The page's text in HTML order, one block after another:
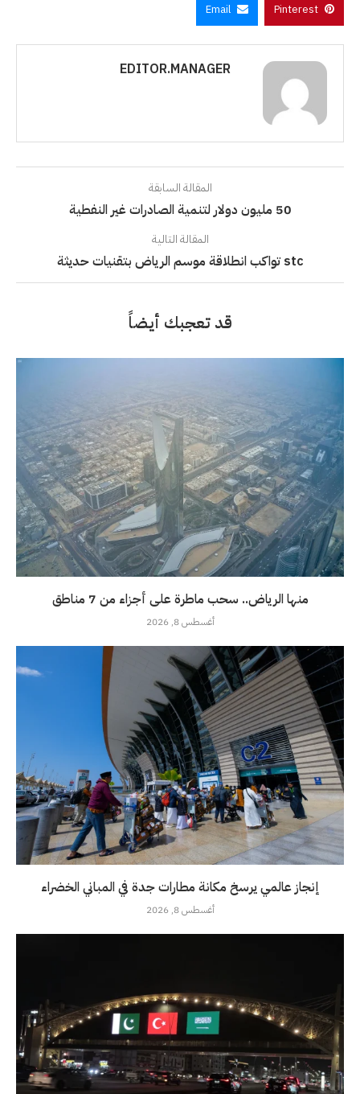
Pinterest
Email
EDITOR.MANAGER
المقالة السابقة
50 مليون دولار لتنمية الصادرات غير النفطية
المقالة التالية
stc تواكب انطلاقة موسم الرياض بتقنيات حديثة
قد تعجبك أيضاً
منها الرياض.. سحب ماطرة على أجزاء من 7 مناطق
أغسطس 8, 2026
إنجاز عالمي يرسخ مكانة مطارات جدة في المباني الخضراء
أغسطس 8, 2026